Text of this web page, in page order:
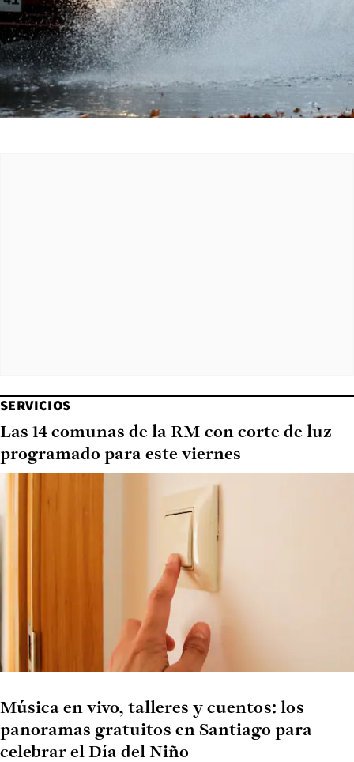
SERVICIOS
Las 14 comunas de la RM con corte de luz
programado para este viernes
Música en vivo, talleres y cuentos: los
panoramas gratuitos en Santiago para
celebrar el Día del Niño